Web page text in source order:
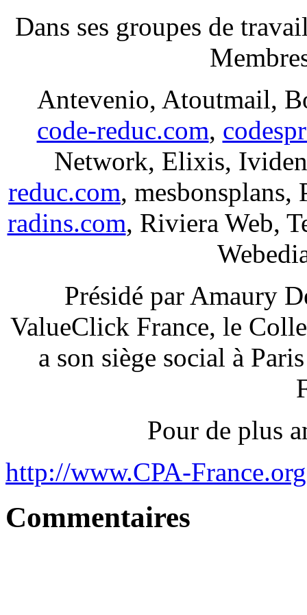
Dans ses groupes de
Antevenio, Atoutmail,
code-reduc.com,
Network, Elixis,
reduc.com, mesbonsplans,
radins.com, Riviera Web,
Présidé par Amaury
ValueClick France, le
a son siège social à
Pour de plus
http://www.CPA-France.org
Commentaires